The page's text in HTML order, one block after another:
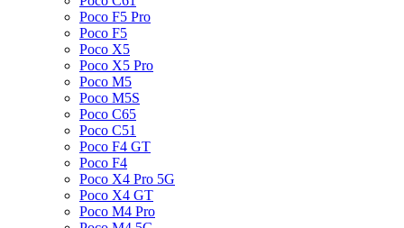
Poco F5 Pro
Poco F5
Poco X5
Poco X5 Pro
Poco M5
Poco M5S
Poco C65
Poco C51
Poco F4 GT
Poco F4
Poco X4 Pro 5G
Poco X4 GT
Poco M4 Pro